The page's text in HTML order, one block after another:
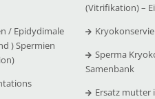
/ Epidydimale
) Spermien
(Vitrifikation) –
Sperma
Samenbank
Ersatz mutter